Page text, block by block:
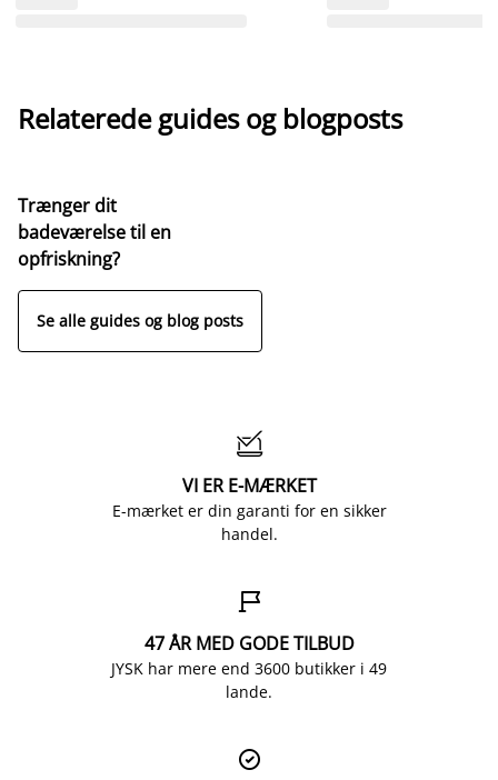
Relaterede guides og blogposts
Trænger dit
badeværelse til en
opfriskning?
Se alle guides og blog posts

VI ER E-MÆRKET
E-mærket er din garanti for en sikker
handel.

47 ÅR MED GODE TILBUD
JYSK har mere end 3600 butikker i 49
lande.
